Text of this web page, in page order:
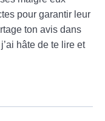
pour garantir leur
ton avis dans
hâte de te lire et